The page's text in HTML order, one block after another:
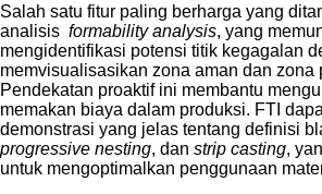
Salah satu fitur paling berharga yang
analisis formability analysis, yang
mengidentifikasi potensi titik kegagalan
memvisualisasikan zona aman dan zona
Pendekatan proaktif ini membantu
memakan biaya dalam produksi. FTI
demonstrasi yang jelas tentang definisi
progressive nesting, dan strip casting,
untuk mengoptimalkan penggunaan